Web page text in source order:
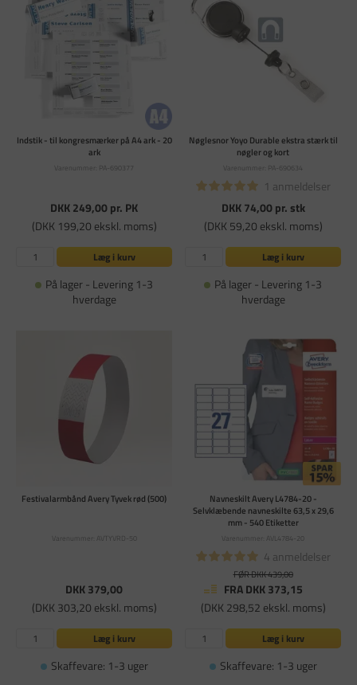
Indstik - til kongresmærker på A4 ark - 20
ark
Varenummer: PA-690377
DKK 249,00pr. PK
(DKK 199,20 ekskl. moms)
Læg i kurv
På lager - Levering 1-3
hverdage
Nøglesnor Yoyo Durable ekstra stærk til
nøgler og kort
Varenummer: PA-690634
1 anmeldelser
DKK 74,00pr. stk
(DKK 59,20 ekskl. moms)
Læg i kurv
På lager - Levering 1-3
hverdage
Festivalarmbånd Avery Tyvek rød (500)
Varenummer: AVTYVRD-50
DKK 379,00
(DKK 303,20 ekskl. moms)
Læg i kurv
Skaffevare: 1-3 uger
Navneskilt Avery L4784-20 -
Selvklæbende navneskilte 63,5 x 29,6
mm - 540 Etiketter
Varenummer: AVL4784-20
4 anmeldelser
FØR DKK 439,00
FRA DKK 373,15
(DKK 298,52 ekskl. moms)
Læg i kurv
Skaffevare: 1-3 uger